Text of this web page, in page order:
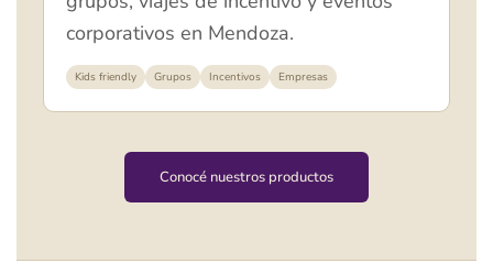
corporativos en Mendoza.
Kids friendly Grupos Incentivos Empresas
Conocé nuestros productos